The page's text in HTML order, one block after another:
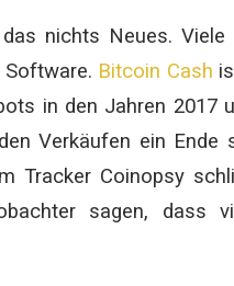
nichts Neues.
Bitcoin Cash
in den Jahren 2017
Verkäufen ein
Tracker Coinopsy
sagen, dass